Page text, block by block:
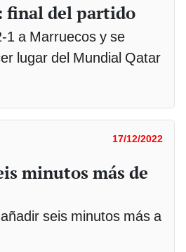
final del partido
1 a Marruecos y se
lugar del Mundial Qatar
17/12/2022
minutos más de
seis minutos más a